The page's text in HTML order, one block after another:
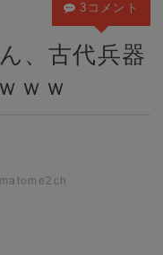
、古代兵器
ｗｗ
3コメント